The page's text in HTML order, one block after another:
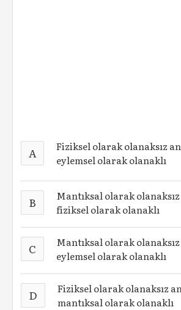
A
Fiziksel olarak olanaksız
eylemsel olarak olanaklı
B
Mantıksal olarak
fiziksel olarak olanaklı
C
Mantıksal olarak
eylemsel olarak olanaklı
D
Fiziksel olarak olanaksız
mantıksal olarak olanaklı